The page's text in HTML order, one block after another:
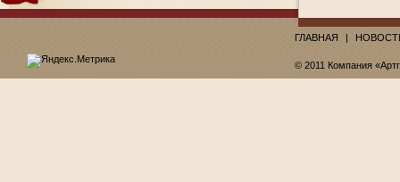
ГЛАВНАЯ
© 2011 Компания